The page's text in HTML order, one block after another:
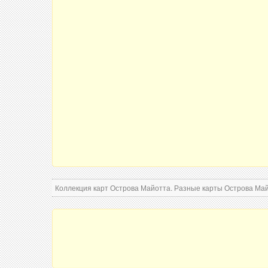
Коллекция карт Острова Майотта. Разные карты Острова